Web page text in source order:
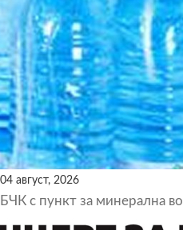
04 август, 2026
БЧК с пункт за минерална